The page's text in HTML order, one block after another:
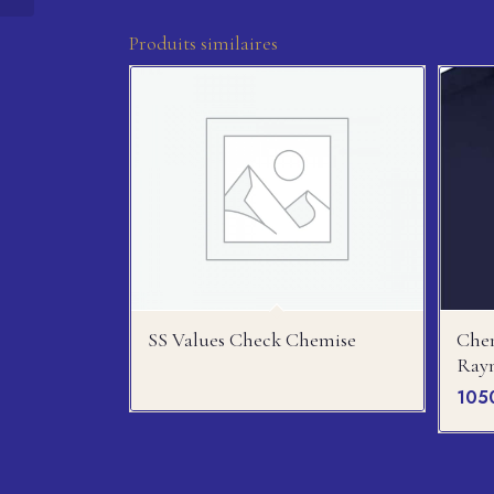
Produits similaires
SS Values Check Chemise